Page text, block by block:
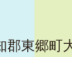
東郷町